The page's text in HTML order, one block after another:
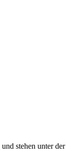
und stehen unter der